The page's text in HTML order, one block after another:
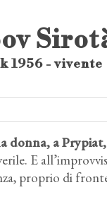
1956 - vivente
donna, a
E
proprio di